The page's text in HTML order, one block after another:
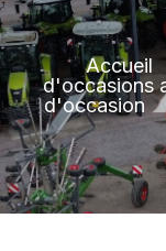
Accueil
d'occasions
d'occasion